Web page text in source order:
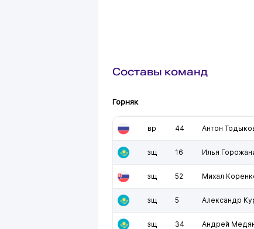
Составы команд
Горняк
вр 44 Антон
зщ 16 Илья
зщ 52 Михал
зщ 5 Александр
зщ 34 Андрей